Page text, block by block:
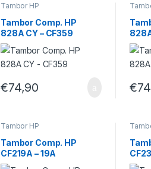
Tambor HP
Tambor Comp. HP
828A CY – CF359
€74,90 €
Tambor HP
Tambor Comp. HP
CF219A – 19A